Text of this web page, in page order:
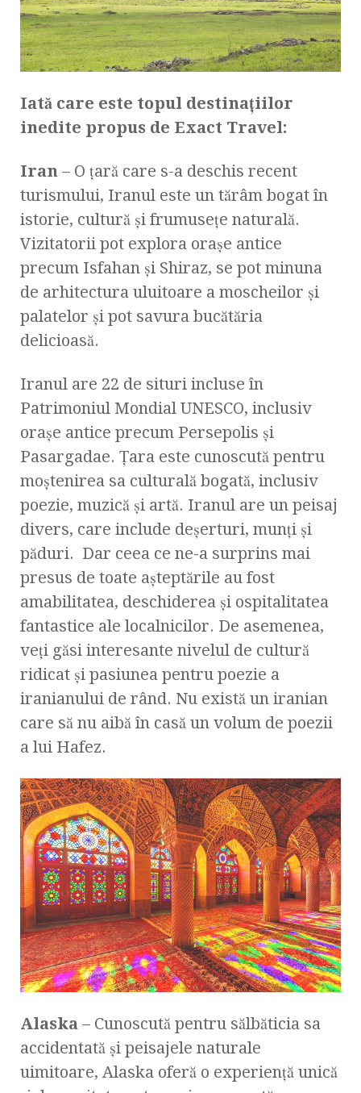
Iată care este topul destinațiilor
inedite propus de Exact Travel:
Iran – O țară care s-a deschis recent
turismului, Iranul este un tărâm bogat în
istorie, cultură și frumusețe naturală.
Vizitatorii pot explora orașe antice
precum Isfahan și Shiraz, se pot minuna
de arhitectura uluitoare a moscheilor și
palatelor și pot savura bucătăria
delicioasă.
Iranul are 22 de situri incluse în
Patrimoniul Mondial UNESCO, inclusiv
orașe antice precum Persepolis și
Pasargadae. Țara este cunoscută pentru
moștenirea sa culturală bogată, inclusiv
poezie, muzică și artă. Iranul are un peisaj
divers, care include deșerturi, munți și
păduri. Dar ceea ce ne-a surprins mai
presus de toate așteptările au fost
amabilitatea, deschiderea și ospitalitatea
fantastice ale localnicilor. De asemenea,
veți găsi interesante nivelul de cultură
ridicat și pasiunea pentru poezie a
iranianului de rând. Nu există un iranian
care să nu aibă în casă un volum de poezii
a lui Hafez.
Alaska – Cunoscută pentru sălbăticia sa
accidentată și peisajele naturale
uimitoare, Alaska oferă o experiență unică